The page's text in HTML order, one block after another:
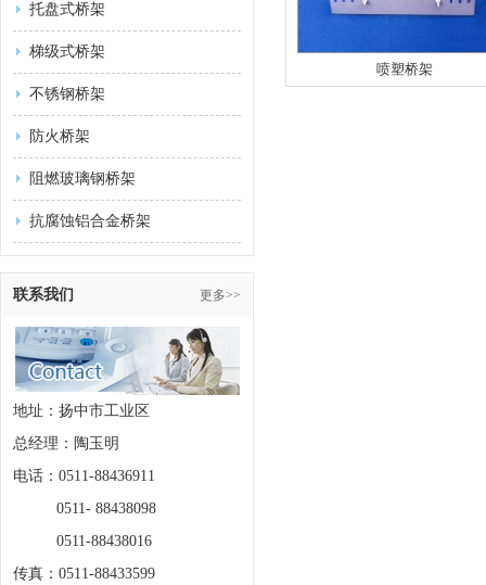
托盘式桥架
梯级式桥架
不锈钢桥架
防火桥架
阻燃玻璃钢桥架
抗腐蚀铝合金桥架
联系我们 更多>>
地址：扬中市工业区
总经理：陶玉明
电话：0511-88436911
0511- 88438098
0511-88438016
传真：0511-88433599
喷塑桥架